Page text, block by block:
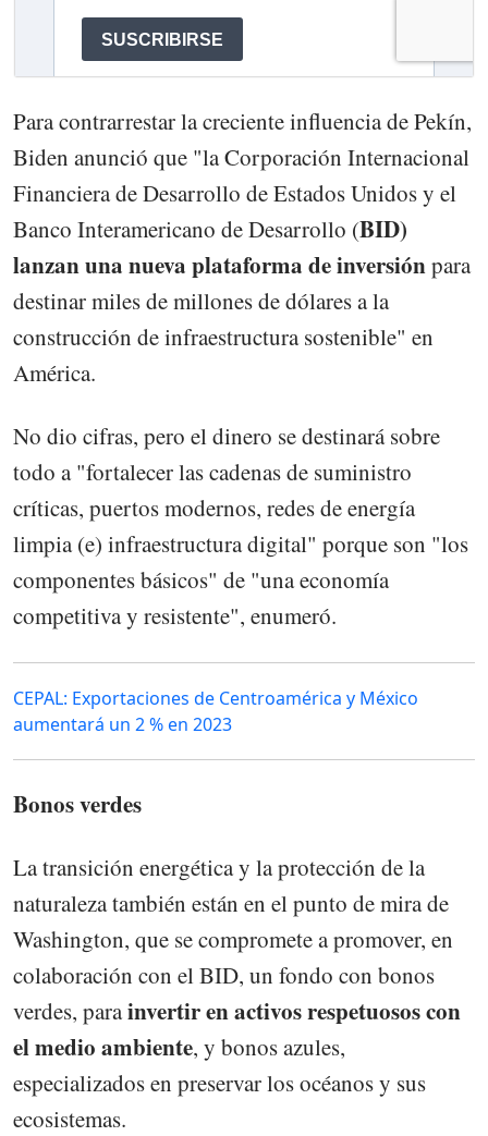
Para contrarrestar la creciente influencia de Pekín,
Biden anunció que "la Corporación Internacional
Financiera de Desarrollo de Estados Unidos y el
Banco Interamericano de Desarrollo (BID)
lanzan una nueva plataforma de inversiónpara
destinar miles de millones de dólares a la
construcción de infraestructura sostenible" en
América.
No dio cifras, pero el dinero se destinará sobre
todo a "fortalecer las cadenas de suministro
críticas, puertos modernos, redes de energía
limpia (e) infraestructura digital" porque son "los
componentes básicos" de "una economía
competitiva y resistente", enumeró.
CEPAL: Exportaciones de Centroamérica y México
aumentará un 2 % en 2023
Bonos verdes
La transición energética y la protección de la
naturaleza también están en el punto de mira de
Washington, que se compromete a promover, en
colaboración con el BID, un fondo con bonos
verdes, parainvertir en activos respetuosos con
el medio ambiente, y bonos azules,
especializados en preservar los océanos y sus
ecosistemas.